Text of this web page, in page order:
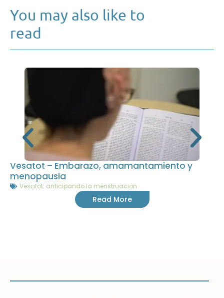
You may also like to
read
Vesatot – Embarazo, amamantamiento y
menopausia
Vesatot: anticipando la menstruación
Read More